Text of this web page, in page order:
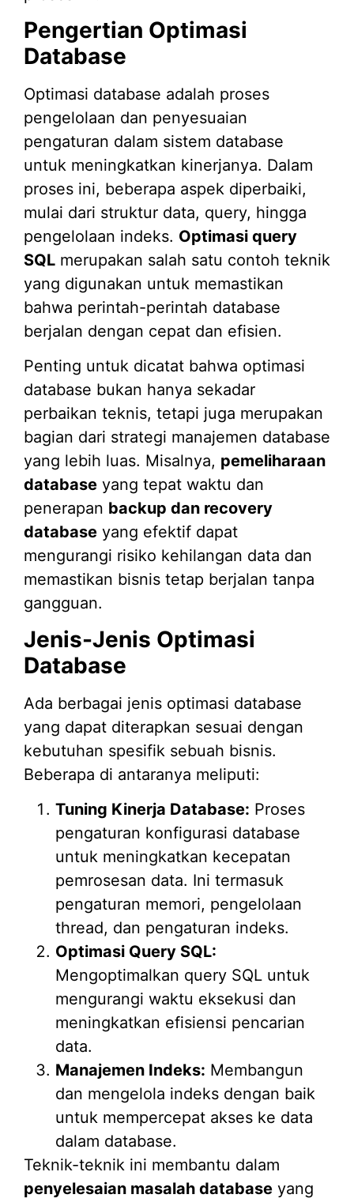
Pengertian Optimasi
Database
Optimasi database adalah proses
pengelolaan dan penyesuaian
pengaturan dalam sistem database
untuk meningkatkan kinerjanya. Dalam
proses ini, beberapa aspek diperbaiki,
mulai dari struktur data, query, hingga
pengelolaan indeks. Optimasi query
SQL merupakan salah satu contoh teknik
yang digunakan untuk memastikan
bahwa perintah-perintah database
berjalan dengan cepat dan efisien.
Penting untuk dicatat bahwa optimasi
database bukan hanya sekadar
perbaikan teknis, tetapi juga merupakan
bagian dari strategi manajemen database
yang lebih luas. Misalnya, pemeliharaan
database yang tepat waktu dan
penerapan backup dan recovery
database yang efektif dapat
mengurangi risiko kehilangan data dan
memastikan bisnis tetap berjalan tanpa
gangguan.
Jenis-Jenis Optimasi
Database
Ada berbagai jenis optimasi database
yang dapat diterapkan sesuai dengan
kebutuhan spesifik sebuah bisnis.
Beberapa di antaranya meliputi:
Tuning Kinerja Database: Proses
pengaturan konfigurasi database
untuk meningkatkan kecepatan
pemrosesan data. Ini termasuk
pengaturan memori, pengelolaan
thread, dan pengaturan indeks.
Optimasi Query SQL:
Mengoptimalkan query SQL untuk
mengurangi waktu eksekusi dan
meningkatkan efisiensi pencarian
data.
Manajemen Indeks: Membangun
dan mengelola indeks dengan baik
untuk mempercepat akses ke data
dalam database.
Teknik-teknik ini membantu dalam
penyelesaian masalah database yang